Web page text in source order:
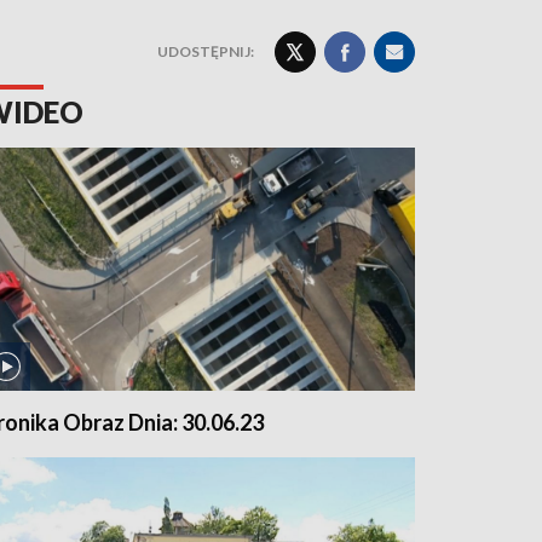
UDOSTĘPNIJ:
Obraz Dnia: 30.06.23